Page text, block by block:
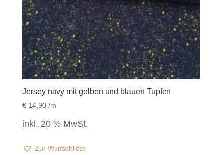
Jersey navy mit gelben und blauen Tupfen
€14,90/m
inkl. 20 % MwSt.
Zur Wunschliste